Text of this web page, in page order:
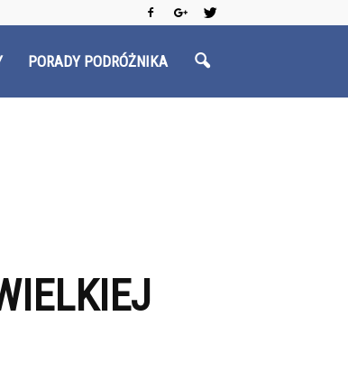
PORADY PODRÓŻNIKA